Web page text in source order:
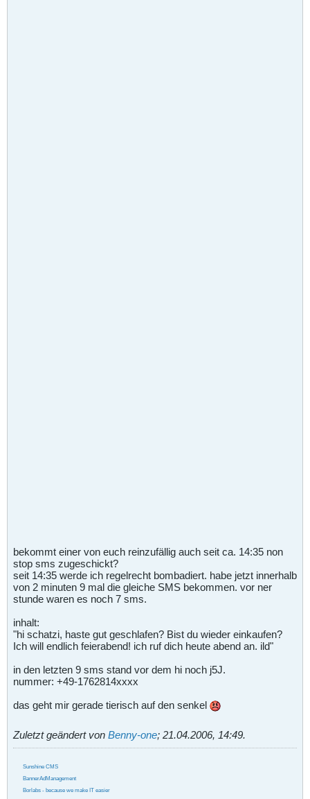
bekommt einer von euch reinzufällig auch seit ca. 14:35 non
stop sms zugeschickt?
seit 14:35 werde ich regelrecht bombadiert. habe jetzt innerhalb
von 2 minuten 9 mal die gleiche SMS bekommen. vor ner
stunde waren es noch 7 sms.
inhalt:
"hi schatzi, haste gut geschlafen? Bist du wieder einkaufen?
Ich will endlich feierabend! ich ruf dich heute abend an. ild"
in den letzten 9 sms stand vor dem hi noch j5J.
nummer: +49-1762814xxxx
das geht mir gerade tierisch auf den senkel
Zuletzt geändert von Benny-one; 21.04.2006, 14:49.
Sunshine CMS
BannerAdManagement
Borlabs - because we make IT easier